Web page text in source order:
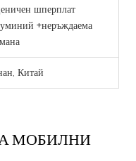
шперплат
+неръждаема
Китай
МОБИЛНИ